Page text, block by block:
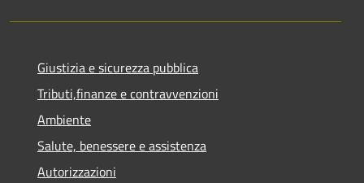
Giustizia e sicurezza pubblica
Tributi,finanze e contravvenzioni
Ambiente
Salute, benessere e assistenza
Autorizzazioni